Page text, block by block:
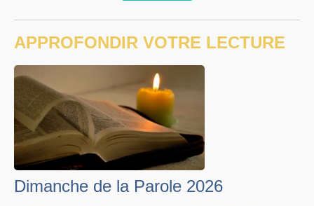
APPROFONDIR VOTRE LECTURE
Dimanche de la Parole 2026